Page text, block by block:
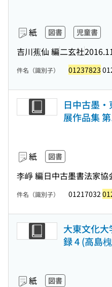
紙 図書 児童書
吉川蕉仙 編二玄社
件名（識別子） 01237823
日中古墨
展作品集
紙 図書
李崢 編日中古墨書法家協
件名（識別子） 01217032
大東文化
録 4 (高島
紙 図書